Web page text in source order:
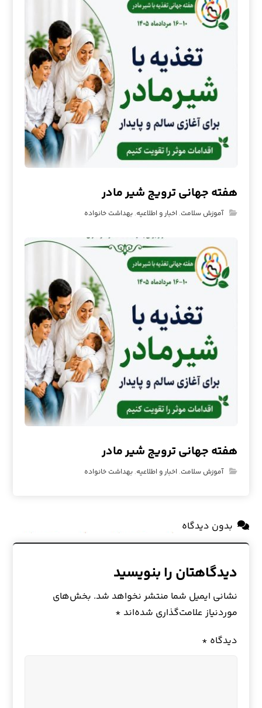
هفته جهانی ترویج شیر مادر
آموزش سلامت, اخبار و اطلاعیه,بهداشت خانواده
هفته جهانی ترویج شیر مادر
آموزش سلامت, اخبار و اطلاعیه,بهداشت خانواده
بدون دیدگاه
دیدگاهتان را بنویسید
نشانی ایمیل شما منتشر نخواهد شد. بخش‌های
موردنیاز علامت‌گذاری شده‌اند *
دیدگاه *